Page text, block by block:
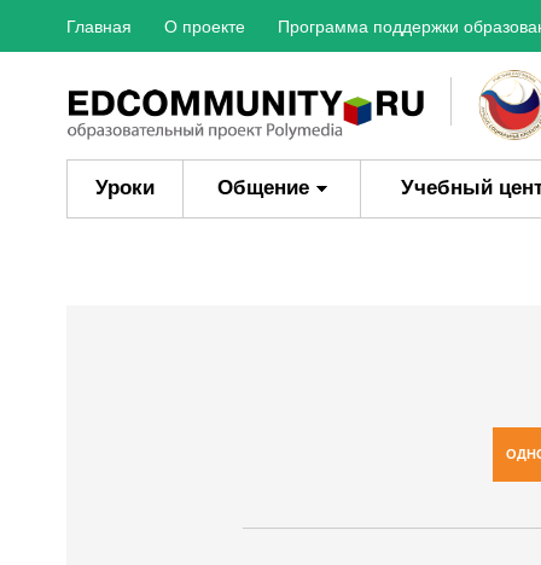
Главная О проекте Программа поддержки
Уроки Общение Учебный